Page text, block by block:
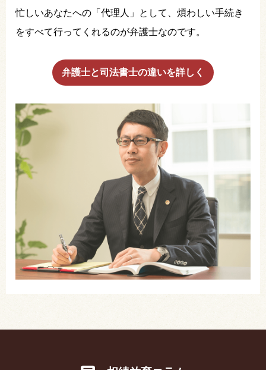
忙しいあなたへの「代理人」として、煩わしい手続き
をすべて行ってくれるのが弁護士なのです。
弁護士と司法書士の違いを詳しく